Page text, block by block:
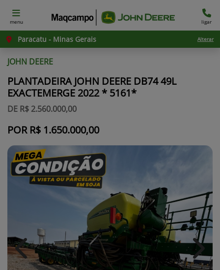
menu ligar
Paracatu - Minas Gerais Alterar
JOHN DEERE
PLANTADEIRA JOHN DEERE DB74 49L
EXACTEMERGE 2022 * 5161*
DE R$ 2.560.000,00
POR R$ 1.650.000,00
Previous Next